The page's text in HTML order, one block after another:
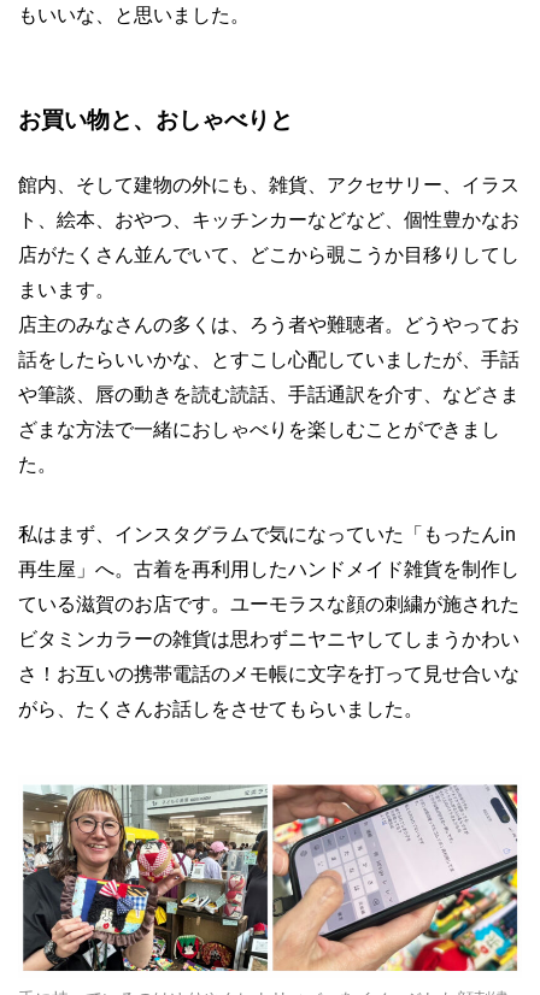
もいいな、と思いました。
お買い物と、おしゃべりと
館内、そして建物の外にも、雑貨、アクセサリー、イラス
ト、絵本、おやつ、キッチンカーなどなど、個性豊かなお
店がたくさん並んでいて、どこから覗こうか目移りしてし
まいます。
店主のみなさんの多くは、ろう者や難聴者。どうやってお
話をしたらいいかな、とすこし心配していましたが、手話
や筆談、唇の動きを読む読話、手話通訳を介す、などさま
ざまな方法で一緒におしゃべりを楽しむことができまし
た。
私はまず、インスタグラムで気になっていた「もったんin
再生屋」へ。古着を再利用したハンドメイド雑貨を制作し
ている滋賀のお店です。ユーモラスな顔の刺繍が施された
ビタミンカラーの雑貨は思わずニヤニヤしてしまうかわい
さ！お互いの携帯電話のメモ帳に文字を打って見せ合いな
がら、たくさんお話しをさせてもらいました。